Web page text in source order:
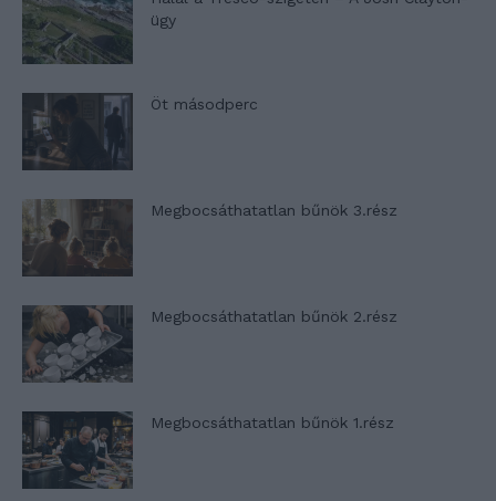
ügy
Öt másodperc
Megbocsáthatatlan bűnök 3.rész
Megbocsáthatatlan bűnök 2.rész
Megbocsáthatatlan bűnök 1.rész